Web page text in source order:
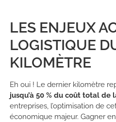
LES ENJEUX
LOGISTIQUE
KILOMÈTRE
Eh oui ! Le dernier kilomètre
jusqu’à 50 % du coût total de
entreprises, l’optimisation de
économique majeur. Gagner